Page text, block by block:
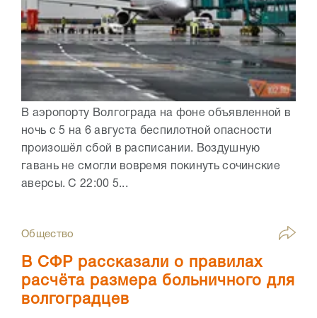
В аэропорту Волгограда на фоне объявленной в
ночь с 5 на 6 августа беспилотной опасности
произошёл сбой в расписании. Воздушную
гавань не смогли вовремя покинуть сочинские
аверсы. С 22:00 5...
Общество
В СФР рассказали о правилах
расчёта размера больничного для
волгоградцев